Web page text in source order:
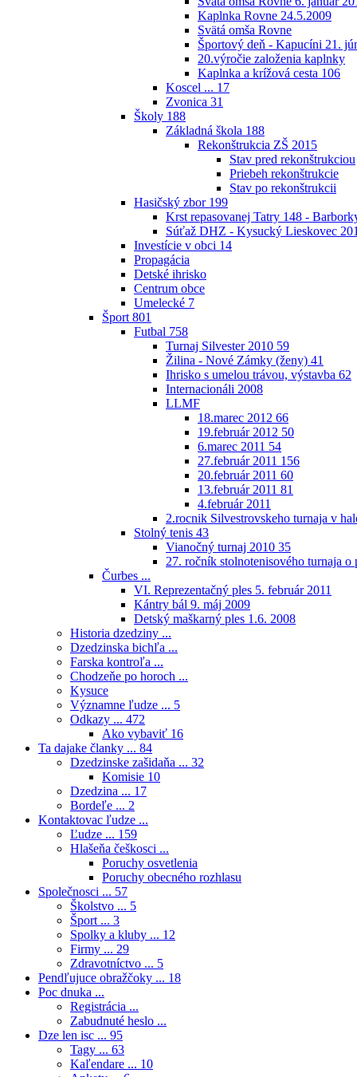
Kaplnka Rovne 24.5.2009
Svätá omša Rovne
Športový deň - Kapucíni 21.
20.výročie založenia kaplnky
Kaplnka a krížová cesta 106
Koscel ... 17
Zvonica 31
Školy 188
Základná škola 188
Rekonštrukcia ZŠ 2015
Stav pred rekonštrukciou
Priebeh rekonštrukcie
Stav po rekonštrukcii
Hasičský zbor 199
Krst repasovanej Tatry 148 -
Súťaž DHZ - Kysucký Lieskovec
Investície v obci 14
Propagácia
Detské ihrisko
Centrum obce
Umelecké 7
Šport 801
Futbal 758
Turnaj Silvester 2010 59
Žilina - Nové Zámky (ženy) 41
Ihrisko s umelou trávou, výstavba 62
Internacionáli 2008
LLMF
18.marec 2012 66
19.február 2012 50
6.marec 2011 54
27.február 2011 156
20.február 2011 60
13.február 2011 81
4.február 2011
2.rocnik Silvestrovskeho turnaja v
Stolný tenis 43
Vianočný turnaj 2010 35
27. ročník stolnotenisového turnaja
Čurbes ...
VI. Reprezentačný ples 5. február 2011
Kántry bál 9. máj 2009
Detský maškarný ples 1.6. 2008
Historia dzedziny ...
Dzedzinska bichľa ...
Farska kontroľa ...
Chodzeňe po horoch ...
Kysuce
Významne ľudze ... 5
Odkazy ... 472
Ako vybaviť 16
Ta dajake članky ... 84
Dzedzinske zašidaňa ... 32
Komisie 10
Dzedzina ... 17
Bordeľe ... 2
Kontaktovac ľudze ...
Ľudze ... 159
Hlašeňa češkosci ...
Poruchy osvetlenia
Poruchy obecného rozhlasu
Společnosci ... 57
Školstvo ... 5
Šport ... 3
Spolky a kluby ... 12
Firmy ... 29
Zdravotníctvo ... 5
Pendľujuce obražčoky ... 18
Poc dnuka ...
Registrácia ...
Zabudnuté heslo ...
Dze len isc ... 95
Tagy ... 63
Kaľendare ... 10